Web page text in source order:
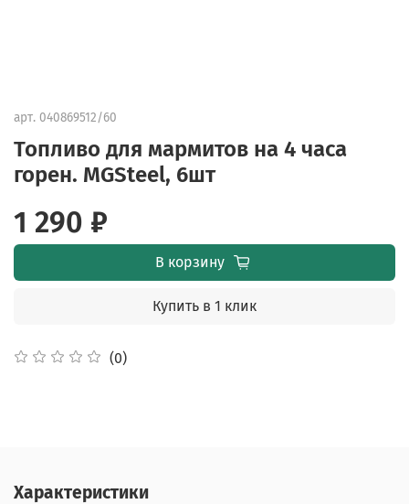
арт. 040869512/60
Топливо для мармитов на 4 часа
горен. MGSteel, 6шт
(0)
1 290 ₽
В корзину
Купить в 1 клик
Характеристики